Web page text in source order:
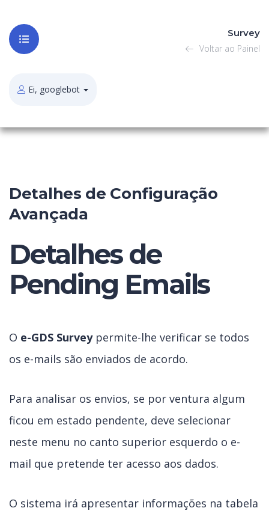
Survey
Voltar ao Painel
Ei, googlebot
Detalhes de Configuração
Avançada
Detalhes de
Pending Emails
O e-GDS Surveypermite-lhe verificar se todos
os e-mails são enviados de acordo.
Para analisar os envios, se por ventura algum
ficou em estado pendente, deve selecionar
neste menu no canto superior esquerdo o e-
mail que pretende ter acesso aos dados.
O sistema irá apresentar informações na tabela